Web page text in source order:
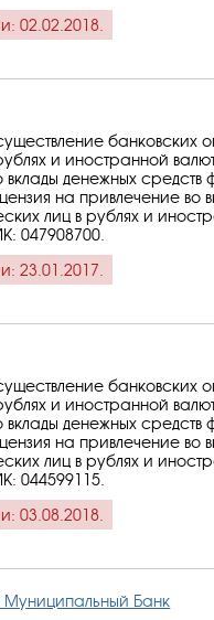
02.02.2018.
банковских
и иностранной
вклады денежных средств
на привлечение во
лиц в рублях и
047908700
23.01.2017.
банковских
и иностранной
вклады денежных средств
на привлечение во
лиц в рублях и
044599115
03.08.2018.
Муниципальный Банк